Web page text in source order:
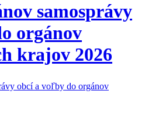
samosprávy
orgánov
krajov 2026